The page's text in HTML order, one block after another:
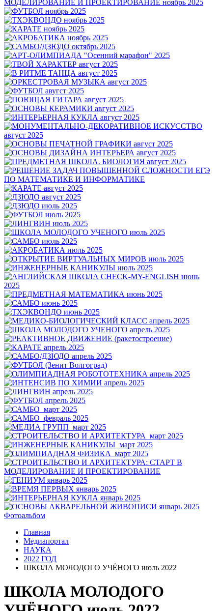
Фотоальбом
Главная
Медиапортал
НАУКА
2022 ГОД
ШКОЛА МОЛОДОГО УЧЁНОГО июль 2022
ШКОЛА МОЛОДОГО